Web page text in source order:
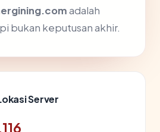
adalah
bukan keputusan akhir.
Server